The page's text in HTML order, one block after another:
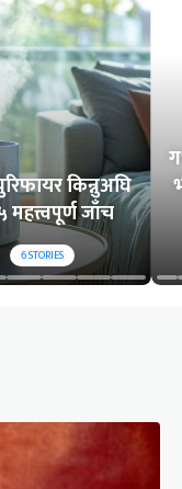
किन्नुअघि
महत्त्वपूर्ण जाँच
6STORIES